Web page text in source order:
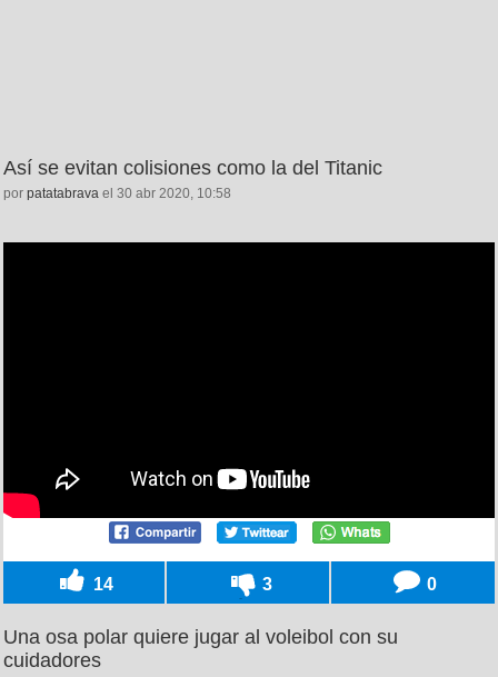
Así se evitan colisiones como la del Titanic
por patatabrava el 30 abr 2020, 10:58
14 3 0
Una osa polar quiere jugar al voleibol con su
cuidadores